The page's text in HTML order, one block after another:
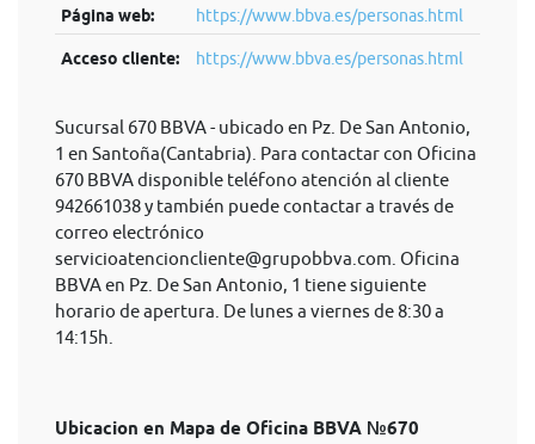
Página web: https://www.bbva.es/personas.html
Acceso cliente: https://www.bbva.es/personas.html
Sucursal 670 BBVA - ubicado en Pz. De San Antonio,
1 en Santoña(Cantabria). Para contactar con Oficina
670 BBVA disponible teléfono atención al cliente
942661038 y también puede contactar a través de
correo electrónico
servicioatencioncliente@grupobbva.com . Oficina
BBVA en Pz. De San Antonio, 1 tiene siguiente
horario de apertura. De lunes a viernes de 8:30 a
14:15h.
Ubicacion en Mapa de Oficina BBVA №670